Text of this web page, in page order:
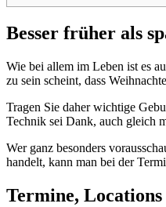
Besser früher als
Wie bei allem im Leben ist es
zu sein scheint, dass
Tragen Sie daher wichtige
Technik sei Dank, auch gleich
Wer ganz besonders
handelt, kann man bei der
Termine,